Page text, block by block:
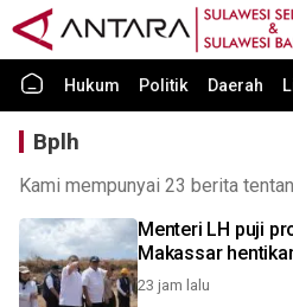
Hukum Politik Daerah
Bplh
Kami mempunyai 23 berita
Menteri LH puji
Makassar
23 jam lalu